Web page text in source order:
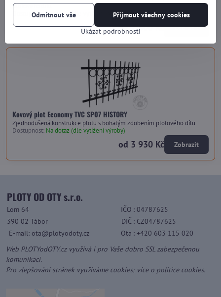
plotového dílu
Dostupnost:Na dotaz (dle vytížení výroby)
od 2 800 Kč Zobrazit
Kovový plot Economy TVC SP07 HISTORY
Zjednodušená konstrukce plotu s bohatým zdobením plotového dílu
Dostupnost: Na dotaz (dle vytížení výroby)
od 3 930 Kč Zobrazit
PLOTY OD OTY s.r.o.
Lom 64 IČO : 04787625
390 02 Tábor
DIČ : CZ04787625
E-mail: ota@plotyodoty.cz
Ota : +420 603 115 020
Web PLOTYodOTY.cz využívá i pro Vaše dobro SSL zabezpečenou
komunikaci.
Pro zlepšování stránek využíváme cookies; více o politice cookies.
Ukázat podrobnosti
Přijmout všechny cookies
Odmítnout vše